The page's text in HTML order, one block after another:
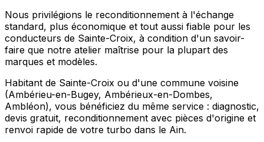
Nous privilégions le reconditionnement à l'échange
standard, plus économique et tout aussi fiable pour les
conducteurs de Sainte-Croix, à condition d'un savoir-
faire que notre atelier maîtrise pour la plupart des
marques et modèles.
Habitant de Sainte-Croix ou d'une commune voisine
(Ambérieu-en-Bugey, Ambérieux-en-Dombes,
Ambléon), vous bénéficiez du même service : diagnostic,
devis gratuit, reconditionnement avec pièces d'origine et
renvoi rapide de votre turbo dans le Ain.